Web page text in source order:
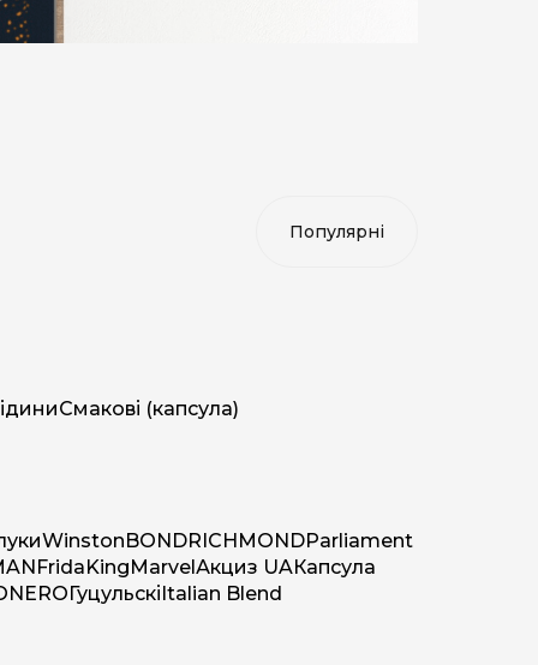
Смакові (капсула)
WinstonBONDRICHMONDParliament
FridaKingMarvelАкциз UAКапсула
NEROГуцульскіItalian Blend